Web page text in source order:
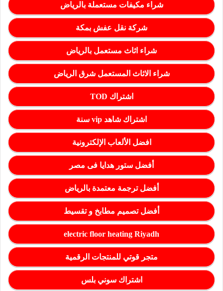
شراء مكيفات مستعملة بالرياض
شركة نقل عفش بمكة
شراء اثاث مستعمل بالرياض
شراء الاثاث المستعمل شرق الرياض
اشتراك TOD
اشتراك شاهد vip سنة
افضل الألعاب الإلكترونية
أفضل ستور هدايا فى مصر
أفضل ترجمة معتمدة بالرياض
أفضل تصميم مطابخ و تقسيط
electric floor heating Riyadh
متجر قوتي للمنتجات الرقمية
اشتراك سوني بلس